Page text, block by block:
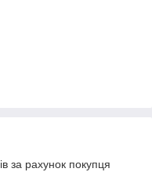
за рахунок покупця